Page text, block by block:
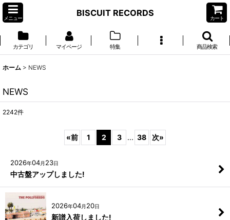
メニュー
BISCUIT RECORDS
カート
カテゴリ マイページ 特集 商品検索
ホーム > NEWS
NEWS
2242件
«前 1 2 3 ... 38 次»
2026年04月 23日
中古盤アップしました!
2026年04月 20日
新譜入荷しました!